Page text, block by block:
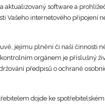
aktualizovaný software a
Vašeho internetového připojení
jejímu plnění či naší činnosti
orgánem je příslušný
předpisů o ochraně
dojde ke